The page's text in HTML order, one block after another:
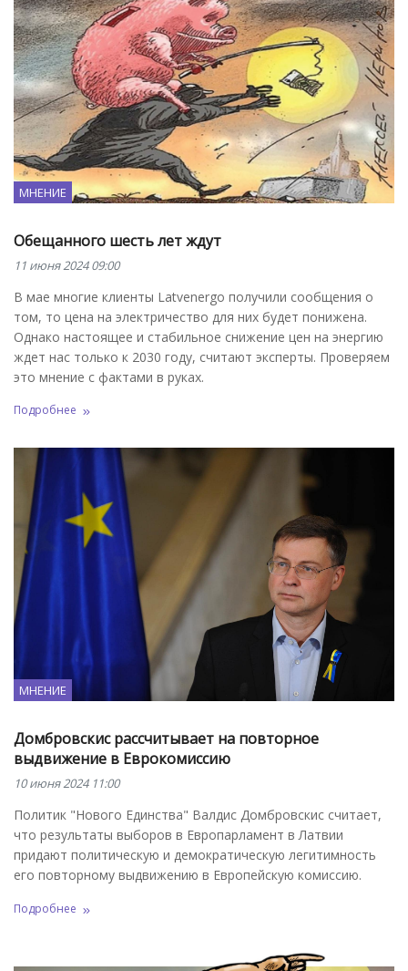
МНЕНИЕ
Обещанного шесть лет ждут
11 июня 2024 09:00
В мае многие клиенты Latvenergo получили сообщения о
том, то цена на электричество для них будет понижена.
Однако настоящее и стабильное снижение цен на энергию
ждет нас только к 2030 году, считают эксперты. Проверяем
это мнение с фактами в руках.
Подробнее
МНЕНИЕ
Домбровскис рассчитывает на повторное
выдвижение в Еврокомиссию
10 июня 2024 11:00
Политик "Нового Единства" Валдис Домбровскис считает,
что результаты выборов в Европарламент в Латвии
придают политическую и демократическую легитимность
его повторному выдвижению в Европейскую комиссию.
Подробнее